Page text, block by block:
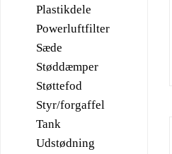
Plastikdele
Powerluftfilter
Sæde
Støddæmper
Støttefod
Styr/forgaffel
Tank
Udstødning